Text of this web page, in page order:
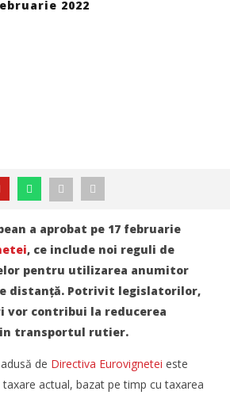
2022
a aprobat pe 17 februarie
, ce include noi reguli de
pentru utilizarea anumitor
distanță. Potrivit legislatorilor,
vor contribui la reducerea
transportul rutier.
de Directiva Eurovignetei este
actual, bazat pe timp cu taxarea